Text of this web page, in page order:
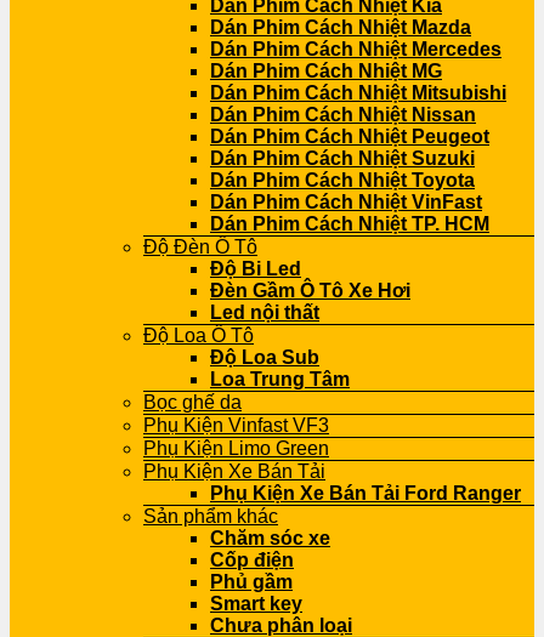
Dán Phim Cách Nhiệt Kia
Dán Phim Cách Nhiệt Mazda
Dán Phim Cách Nhiệt Mercedes
Dán Phim Cách Nhiệt MG
Dán Phim Cách Nhiệt Mitsubishi
Dán Phim Cách Nhiệt Nissan
Dán Phim Cách Nhiệt Peugeot
Dán Phim Cách Nhiệt Suzuki
Dán Phim Cách Nhiệt Toyota
Dán Phim Cách Nhiệt VinFast
Dán Phim Cách Nhiệt TP. HCM
Độ Đèn Ô Tô
Độ Bi Led
Đèn Gầm Ô Tô Xe Hơi
Led nội thất
Độ Loa Ô Tô
Độ Loa Sub
Loa Trung Tâm
Bọc ghế da
Phụ Kiện Vinfast VF3
Phụ Kiện Limo Green
Phụ Kiện Xe Bán Tải
Phụ Kiện Xe Bán Tải Ford Ranger
Sản phẩm khác
Chăm sóc xe
Cốp điện
Phủ gầm
Smart key
Chưa phân loại